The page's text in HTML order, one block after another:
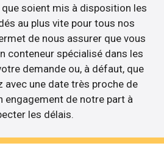
soient mis à disposition les
au plus vite pour tous nos
de nous assurer que vous
conteneur spécialisé dans les
demande ou, à défaut, que
avec une date très proche de
engagement de notre part à
les délais.